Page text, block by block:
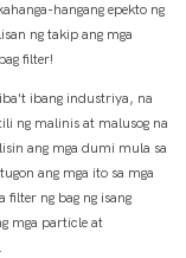
hangang epekto ng
ng takip ang mga
filter!
ibang industriya, na
ng malinis at malusog na
ang mga dumi mula sa
ang mga ito sa mga
ng bag ng isang
mga particle at